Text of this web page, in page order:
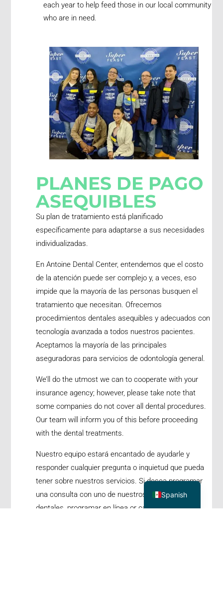
each year to help feed those in our local community
who are in need.
PLANES DE PAGO
ASEQUIBLES
Su plan de tratamiento está planificado
específicamente para adaptarse a sus necesidades
individualizadas.
En Antoine Dental Center, entendemos que el costo
de la atención puede ser complejo y, a veces, eso
impide que la mayoría de las personas busquen el
tratamiento que necesitan. Ofrecemos
procedimientos dentales asequibles y adecuados con
tecnología avanzada a todos nuestros pacientes.
Aceptamos la mayoría de las principales
aseguradoras para servicios de odontología general.
We’ll do the utmost we can to cooperate with your
insurance agency; however, please take note that
some companies do not cover all dental procedures.
Our team will inform you of this before proceeding
with the dental treatments.
Nuestro equipo estará encantado de ayudarle y
responder cualquier pregunta o inquietud que pueda
tener sobre nuestros servicios. Si desea programar
una consulta con uno de nuestros expertos
dentales, programar en línea or call our clinic now
Spanish
English